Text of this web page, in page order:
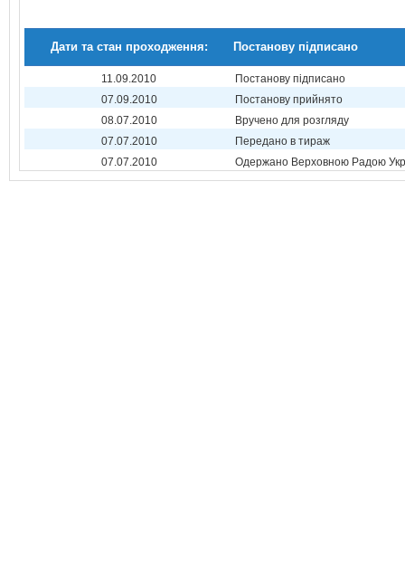
Дати та стан проходження: Постанову підписано
11.09.2010
Постанову підписано
07.09.2010
Постанову прийнято
08.07.2010
Вручено для розгляду
07.07.2010
Передано в тираж
07.07.2010
Одержано Верховною Радою